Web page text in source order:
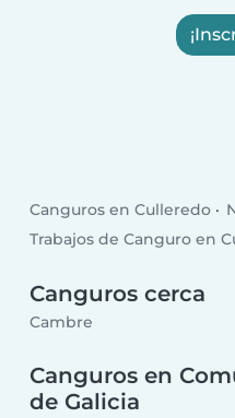
Canguros en Culleredo
Trabajos de Canguro en
Canguros cerca
Cambre
Canguros en
de Galicia